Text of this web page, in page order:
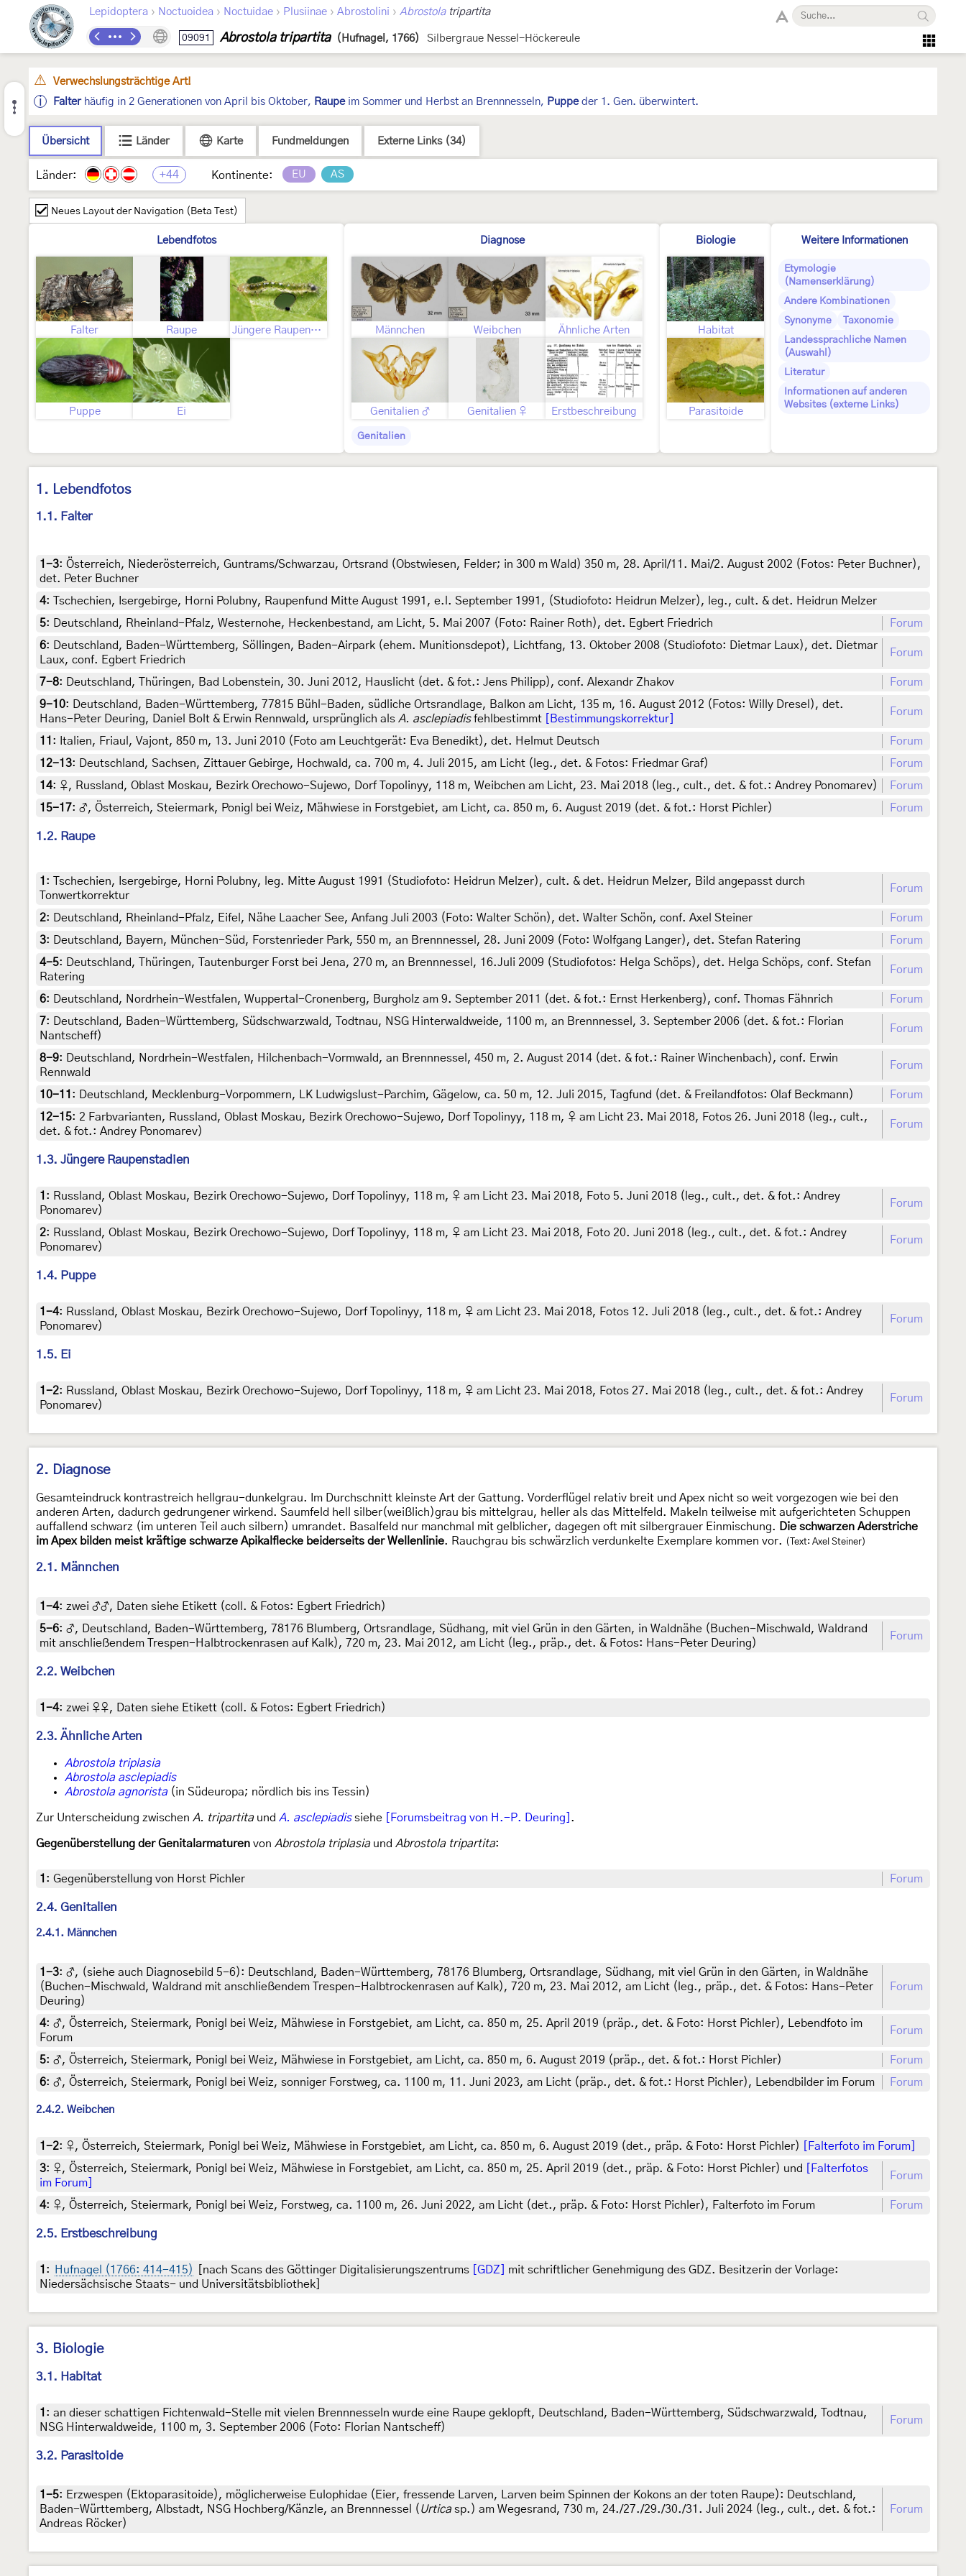
Lepidoptera › Noctuoidea › Noctuidae › Plusiinae › Abrostolini › Abrostolatripartita
09091 Abrostola tripartita (Hufnagel, 1766) Silbergraue Nessel-Höckereule
Verwechslungsträchtige Art!
Falterhäufig in 2 Generationen von April bis Oktober, Raupeim Sommer und Herbst an Brennnesseln, Puppeder 1. Gen. überwintert.
Übersicht Länder Karte Fundmeldungen Externe Links (34)
Länder: +44 Kontinente: EU AS
Neues Layout der Navigation (Beta Test)
Lebendfotos
Falter Raupe Jüngere Raupenstadien
Puppe Ei
Diagnose
Männchen Weibchen Ähnliche Arten
Genitalien ♂ Genitalien ♀ Erstbeschreibung
Genitalien
Biologie
Habitat
Parasitoide
Weitere Informationen
Etymologie
(Namenserklärung)
Andere Kombinationen
Synonyme
Taxonomie
Landessprachliche Namen
(Auswahl)
Literatur
Informationen auf anderen
Websites (externe Links)
1. Lebendfotos
1.1. Falter
1-3: Österreich, Niederösterreich, Guntrams/Schwarzau, Ortsrand (Obstwiesen, Felder; in 300 m Wald) 350 m, 28. April/11. Mai/2. August 2002 (Fotos: Peter Buchner),
det. Peter Buchner
4:
Tschechien, Isergebirge, Horni Polubny, Raupenfund Mitte August 1991, e.l. September 1991, (Studiofoto: Heidrun Melzer), leg., cult. & det. Heidrun Melzer
5: Deutschland, Rheinland-Pfalz, Westernohe, Heckenbestand, am Licht, 5. Mai 2007 (Foto: Rainer Roth), det. Egbert Friedrich
Forum
6:
Deutschland, Baden-Württemberg, Söllingen, Baden-Airpark (ehem. Munitionsdepot), Lichtfang, 13. Oktober 2008 (Studiofoto: Dietmar Laux), det. Dietmar
Laux, conf. Egbert Friedrich
Forum
7-8: Deutschland, Thüringen, Bad Lobenstein, 30. Juni 2012, Hauslicht (det. & fot.: Jens Philipp), conf. Alexandr Zhakov
Forum
9-10:
Deutschland, Baden-Württemberg, 77815 Bühl-Baden, südliche Ortsrandlage, Balkon am Licht, 135 m, 16. August 2012 (Fotos: Willy Dresel), det.
Hans-Peter Deuring, Daniel Bolt & Erwin Rennwald, ursprünglich als A. asclepiadisfehlbestimmt [Bestimmungskorrektur]
Forum
11 : Italien, Friaul, Vajont, 850 m, 13. Juni 2010 (Foto am Leuchtgerät: Eva Benedikt), det. Helmut Deutsch
Forum
12-13: Deutschland, Sachsen, Zittauer Gebirge, Hochwald, ca. 700 m, 4. Juli 2015, am Licht (leg., det. & Fotos: Friedmar Graf)
Forum
14: ♀, Russland, Oblast Moskau, Bezirk Orechowo-Sujewo, Dorf Topolinyy, 118 m, Weibchen am Licht, 23. Mai 2018 (leg., cult., det. & fot.: Andrey Ponomarev)
Forum
15-17: ♂, Österreich, Steiermark, Ponigl bei Weiz, Mähwiese in Forstgebiet, am Licht, ca. 850 m, 6. August 2019 (det. & fot.: Horst Pichler) Forum
1.2. Raupe
1 :
Tschechien, Isergebirge, Horni Polubny, leg. Mitte August 1991 (Studiofoto: Heidrun Melzer), cult. & det. Heidrun Melzer, Bild angepasst durch
Tonwertkorrektur
Forum
2: Deutschland, Rheinland-Pfalz, Eifel, Nähe Laacher See, Anfang Juli 2003 (Foto: Walter Schön), det. Walter Schön, conf. Axel Steiner
Forum
3: Deutschland, Bayern, München-Süd, Forstenrieder Park, 550 m, an Brennnessel, 28. Juni 2009 (Foto: Wolfgang Langer), det. Stefan Ratering
Forum
4-5:
Deutschland, Thüringen, Tautenburger Forst bei Jena, 270 m, an Brennnessel, 16.Juli 2009 (Studiofotos: Helga Schöps), det. Helga Schöps, conf. Stefan
Ratering
Forum
6: Deutschland, Nordrhein-Westfalen, Wuppertal-Cronenberg, Burgholz am 9. September 2011 (det. & fot.: Ernst Herkenberg), conf. Thomas Fähnrich
Forum
7:
Deutschland, Baden-Württemberg, Südschwarzwald, Todtnau, NSG Hinterwaldweide, 1100 m, an Brennnessel, 3. September 2006 (det. & fot.: Florian
Nantscheff)
Forum
8-9:
Deutschland, Nordrhein-Westfalen, Hilchenbach-Vormwald, an Brennnessel, 450 m, 2. August 2014 (det. & fot.: Rainer Winchenbach), conf. Erwin
Rennwald
Forum
10-11 : Deutschland, Mecklenburg-Vorpommern, LK Ludwigslust-Parchim, Gägelow, ca. 50 m, 12. Juli 2015, Tagfund (det. & Freilandfotos: Olaf Beckmann)
Forum
12-15: 2 Farbvarianten, Russland, Oblast Moskau, Bezirk Orechowo-Sujewo, Dorf Topolinyy, 118 m, ♀ am Licht 23. Mai 2018, Fotos 26. Juni 2018 (leg., cult.,
det. & fot.: Andrey Ponomarev)
Forum
1.3. Jüngere Raupenstadien
1 : Russland, Oblast Moskau, Bezirk Orechowo-Sujewo, Dorf Topolinyy, 118 m, ♀ am Licht 23. Mai 2018, Foto 5. Juni 2018 (leg., cult., det. & fot.: Andrey
Ponomarev)
Forum
2: Russland, Oblast Moskau, Bezirk Orechowo-Sujewo, Dorf Topolinyy, 118 m, ♀ am Licht 23. Mai 2018, Foto 20. Juni 2018 (leg., cult., det. & fot.: Andrey
Ponomarev)
Forum
1.4. Puppe
1-4: Russland, Oblast Moskau, Bezirk Orechowo-Sujewo, Dorf Topolinyy, 118 m, ♀ am Licht 23. Mai 2018, Fotos 12. Juli 2018 (leg., cult., det. & fot.: Andrey
Ponomarev)
Forum
1.5. Ei
1-2: Russland, Oblast Moskau, Bezirk Orechowo-Sujewo, Dorf Topolinyy, 118 m, ♀ am Licht 23. Mai 2018, Fotos 27. Mai 2018 (leg., cult., det. & fot.: Andrey
Ponomarev)
Forum
2. Diagnose
Gesamteindruck kontrastreich hellgrau-dunkelgrau. Im Durchschnitt kleinste Art der Gattung. Vorderflügel relativ breit und Apex nicht so weit vorgezogen wie bei den
anderen Arten, dadurch gedrungener wirkend. Saumfeld hell silber(weißlich)grau bis mittelgrau, heller als das Mittelfeld. Makeln teilweise mit aufgerichteten Schuppen
auffallend schwarz (im unteren Teil auch silbern) umrandet. Basalfeld nur manchmal mit gelblicher, dagegen oft mit silbergrauer Einmischung. Die schwarzen Aderstriche
im Apex bilden meist kräftige schwarze Apikalflecke beiderseits der Wellenlinie. Rauchgrau bis schwärzlich verdunkelte Exemplare kommen vor. (Text: Axel Steiner)
2.1. Männchen
1-4: zwei ♂♂, Daten siehe Etikett (coll. & Fotos: Egbert Friedrich)
5-6: ♂, Deutschland, Baden-Württemberg, 78176 Blumberg, Ortsrandlage, Südhang, mit viel Grün in den Gärten, in Waldnähe (Buchen-Mischwald, Waldrand
mit anschließendem Trespen-Halbtrockenrasen auf Kalk), 720 m, 23. Mai 2012, am Licht (leg., präp., det. & Fotos: Hans-Peter Deuring)
Forum
2.2. Weibchen
1-4: zwei ♀♀, Daten siehe Etikett (coll. & Fotos: Egbert Friedrich)
2.3. Ähnliche Arten
Abrostola triplasia
Abrostola asclepiadis
Abrostola agnorista(in Südeuropa; nördlich bis ins Tessin)
Zur Unterscheidung zwischen A. tripartitaund A. asclepiadissiehe [Forumsbeitrag von H.-P. Deuring] .
Gegenüberstellung der Genitalarmaturen von Abrostola triplasiaund Abrostola tripartita:
1 : Gegenüberstellung von Horst Pichler Forum
2.4. Genitalien
2.4.1. Männchen
1-3: ♂, (siehe auch Diagnosebild 5-6): Deutschland, Baden-Württemberg, 78176 Blumberg, Ortsrandlage, Südhang, mit viel Grün in den Gärten, in Waldnähe
(Buchen-Mischwald, Waldrand mit anschließendem Trespen-Halbtrockenrasen auf Kalk), 720 m, 23. Mai 2012, am Licht (leg., präp., det. & Fotos: Hans-Peter
Deuring)
Forum
4: ♂, Österreich, Steiermark, Ponigl bei Weiz, Mähwiese in Forstgebiet, am Licht, ca. 850 m, 25. April 2019 (präp., det. & Foto: Horst Pichler), Lebendfoto im
Forum
Forum
5: ♂, Österreich, Steiermark, Ponigl bei Weiz, Mähwiese in Forstgebiet, am Licht, ca. 850 m, 6. August 2019 (präp., det. & fot.: Horst Pichler)
Forum
6: ♂, Österreich, Steiermark, Ponigl bei Weiz, sonniger Forstweg, ca. 1100 m, 11. Juni 2023, am Licht (präp., det. & fot.: Horst Pichler), Lebendbilder im Forum Forum
2.4.2. Weibchen
1-2: ♀, Österreich, Steiermark, Ponigl bei Weiz, Mähwiese in Forstgebiet, am Licht, ca. 850 m, 6. August 2019 (det., präp. & Foto: Horst Pichler)
[Falterfoto im Forum]
3: ♀, Österreich, Steiermark, Ponigl bei Weiz, Mähwiese in Forstgebiet, am Licht, ca. 850 m, 25. April 2019 (det., präp. & Foto: Horst Pichler) und
[Falterfotos
im Forum]
Forum
4: ♀, Österreich, Steiermark, Ponigl bei Weiz, Forstweg, ca. 1100 m, 26. Juni 2022, am Licht (det., präp. & Foto: Horst Pichler), Falterfoto im Forum Forum
2.5. Erstbeschreibung
1 : Hufnagel (1766: 414-415) [nach Scans des Göttinger Digitalisierungszentrums [GDZ]
mit schriftlicher Genehmigung des GDZ. Besitzerin der Vorlage:
Niedersächsische Staats- und Universitätsbibliothek]
3. Biologie
3.1. Habitat
1 : an dieser schattigen Fichtenwald-Stelle mit vielen Brennnesseln wurde eine Raupe geklopft, Deutschland, Baden-Württemberg, Südschwarzwald, Todtnau,
NSG Hinterwaldweide, 1100 m, 3. September 2006 (Foto: Florian Nantscheff)
Forum
3.2. Parasitoide
1-5: Erzwespen (Ektoparasitoide), möglicherweise Eulophidae (Eier, fressende Larven, Larven beim Spinnen der Kokons an der toten Raupe): Deutschland,
Baden-Württemberg, Albstadt, NSG Hochberg/Känzle, an Brennnessel ( Urticasp.) am Wegesrand, 730 m, 24./27./29./30./31. Juli 2024 (leg., cult., det. & fot.:
Andreas Röcker)
Forum